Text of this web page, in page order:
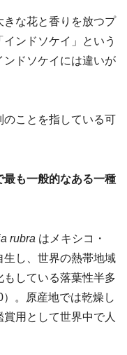
な花と香りを放つプ
ンドソケイ」という
ドソケイには違いが
ことを指している可
も一般的なある一種
rubra はメキシコ・
し、世界の熱帯地域
している落葉性半多
。原産地では乾燥し
用として世界中で人